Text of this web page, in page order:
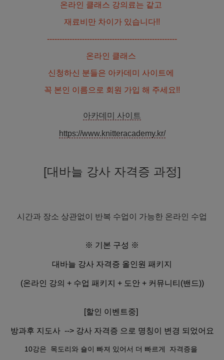
온라인 클래스 강의료는 같고
재료비만 차이가 있습니다!!
----------------------------------------------------
온라인 클래스
신청하신 분들은 아카데미 사이트에
꼭 본인 이름으로 회원 가입 해 주세요!!
아카데미 사이트
https://www.knitteracademy.kr/
[대바늘 강사 자격증 과정]
시간과 장소 상관없이 반복 수업이 가능한 온라인 수업
※ 기본 구성 ※
대바늘 강사 자격증 올인원 패키지
(온라인 강의 + 수업 패키지 + 도안 + 커뮤니티(밴드))
[할인 이벤트중]
방과후 지도사 --> 강사 자격증 으로 명칭이 변경 되었어요
10강은 목도리와 숄이 빠져 있어서 더 빠르게 자격증을